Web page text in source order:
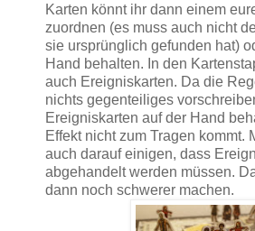
Karten könnt ihr dann einem
zuordnen (es muss auch nicht
sie ursprünglich gefunden hat)
Hand behalten. In den
auch Ereigniskarten. Da die
nichts gegenteiliges
Ereigniskarten auf der Hand
Effekt nicht zum Tragen kommt.
auch darauf einigen, dass
abgehandelt werden müssen.
dann noch schwerer machen.